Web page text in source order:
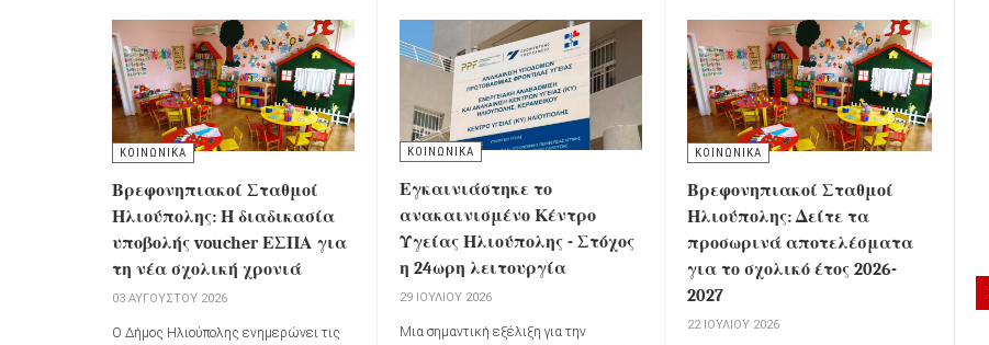
τις σπουδές τους, αλλά αντιμετωπίζουν
οικονομικές δυσκολίες.
κατοίκους των πυρόπληκτων περιοχών,
καθώς και για όσους συμμετέχουν στη
μάχη της κατάσβεσης των πυρκαγιών.
ΚΟΙΝΩΝΙΚΑ
Βρεφονηπιακοί Σταθμοί
Ηλιούπολης: Η διαδικασία
υποβολής voucher ΕΣΠΑ για
τη νέα σχολική χρονιά
03 ΑΥΓΟΎΣΤΟΥ 2026
Ο Δήμος Ηλιούπολης ενημερώνει τις
ΚΟΙΝΩΝΙΚΑ
Εγκαινιάστηκε το
ανακαινισμένο Κέντρο
Υγείας Ηλιούπολης - Στόχος
η 24ωρη λειτουργία
29 ΙΟΥΛΊΟΥ 2026
Μια σημαντική εξέλιξη για την
ΚΟΙΝΩΝΙΚΑ
Βρεφονηπιακοί Σταθμοί
Ηλιούπολης: Δείτε τα
προσωρινά αποτελέσματα
για το σχολικό έτος 2026-
2027
22 ΙΟΥΛΊΟΥ 2026